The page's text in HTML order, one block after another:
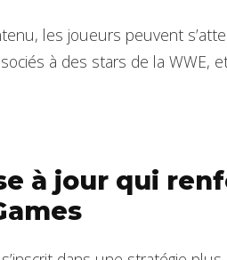
les joueurs peuvent
à des stars de la WWE,
à jour qui